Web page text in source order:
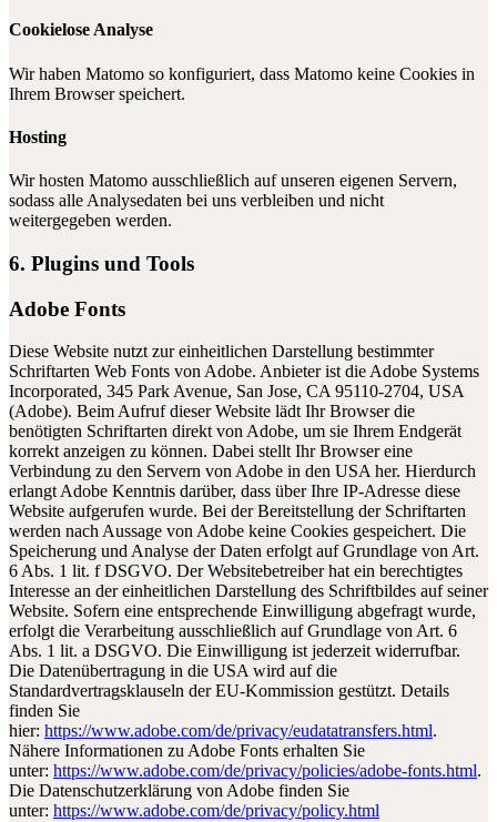
Cookielose Analyse
Wir haben Matomo so konfiguriert, dass Matomo keine Cookies in
Ihrem Browser speichert.
Hosting
Wir hosten Matomo ausschließlich auf unseren eigenen Servern,
sodass alle Analysedaten bei uns verbleiben und nicht
weitergegeben werden.
6. Plugins und Tools
Adobe Fonts
Diese Website nutzt zur einheitlichen Darstellung bestimmter
Schriftarten Web Fonts von Adobe. Anbieter ist die Adobe Systems
Incorporated, 345 Park Avenue, San Jose, CA 95110-2704, USA
(Adobe). Beim Aufruf dieser Website lädt Ihr Browser die
benötigten Schriftarten direkt von Adobe, um sie Ihrem Endgerät
korrekt anzeigen zu können. Dabei stellt Ihr Browser eine
Verbindung zu den Servern von Adobe in den USA her. Hierdurch
erlangt Adobe Kenntnis darüber, dass über Ihre IP-Adresse diese
Website aufgerufen wurde. Bei der Bereitstellung der Schriftarten
werden nach Aussage von Adobe keine Cookies gespeichert. Die
Speicherung und Analyse der Daten erfolgt auf Grundlage von Art.
6 Abs. 1 lit. f DSGVO. Der Websitebetreiber hat ein berechtigtes
Interesse an der einheitlichen Darstellung des Schriftbildes auf seiner
Website. Sofern eine entsprechende Einwilligung abgefragt wurde,
erfolgt die Verarbeitung ausschließlich auf Grundlage von Art. 6
Abs. 1 lit. a DSGVO. Die Einwilligung ist jederzeit widerrufbar.
Die Datenübertragung in die USA wird auf die
Standardvertragsklauseln der EU-Kommission gestützt. Details
finden Sie
hier: https://www.adobe.com/de/privacy/eudatatransfers.html.
Nähere Informationen zu Adobe Fonts erhalten Sie
unter: https://www.adobe.com/de/privacy/policies/adobe-fonts.html.
Die Datenschutzerklärung von Adobe finden Sie
unter: https://www.adobe.com/de/privacy/policy.html